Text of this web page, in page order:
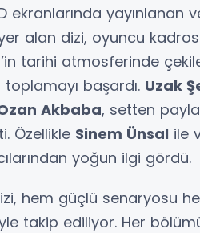
ekranlarında yayınlanan
alan dizi, oyuncu
tarihi atmosferinde
başardı. Uzak
Akbaba, setten
Özellikle Sinem Ünsal ile
yoğun ilgi gördü.
hem güçlü senaryosu
takip ediliyor. Her